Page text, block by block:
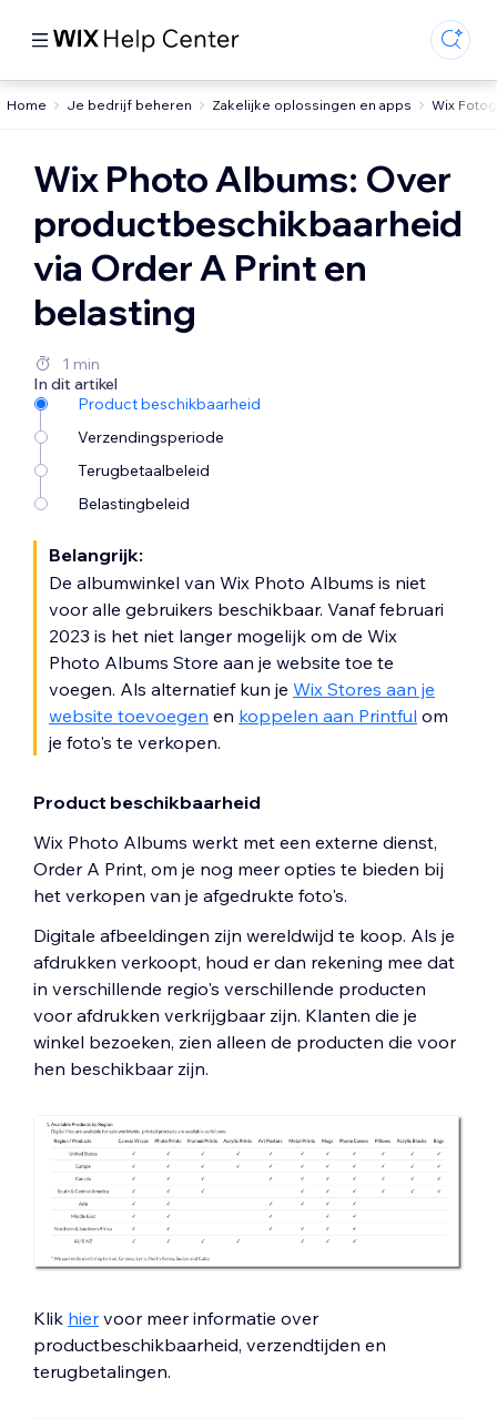
Home Je bedrijf beheren Zakelijke oplossingen en apps Wix
Wix Photo Albums: Over
productbeschikbaarheid
via Order A Print en
belasting
1 min
In dit artikel
Product beschikbaarheid
Verzendingsperiode
Terugbetaalbeleid
Belastingbeleid
Belangrijk:
De albumwinkel van Wix Photo Albums is niet
voor alle gebruikers beschikbaar. Vanaf februari
2023 is het niet langer mogelijk om de Wix
Photo Albums Store aan je website toe te
voegen. Als alternatief kun je Wix Stores aan je
website toevoegen en koppelen aan Printful om
je foto's te verkopen.
Product beschikbaarheid
Wix Photo Albums werkt met een externe dienst,
Order A Print, om je nog meer opties te bieden bij
het verkopen van je afgedrukte foto's.
Digitale afbeeldingen zijn wereldwijd te koop. Als je
afdrukken verkoopt, houd er dan rekening mee dat
in verschillende regio's verschillende producten
voor afdrukken verkrijgbaar zijn. Klanten die je
winkel bezoeken, zien alleen de producten die voor
hen beschikbaar zijn.
Klik hier voor meer informatie over
productbeschikbaarheid, verzendtijden en
terugbetalingen.